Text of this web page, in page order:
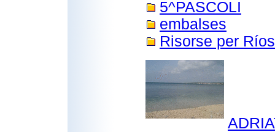
5^PASCOLI
embalses
Risorse per